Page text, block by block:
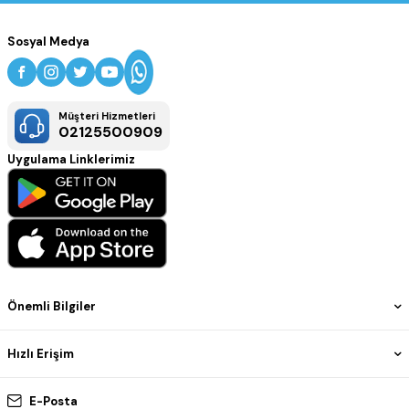
E-Posta
Önemli Bilgiler
Hızlı Erişim
Sosyal Medya
Müşteri Hizmetleri
02125500909
Uygulama Linklerimiz